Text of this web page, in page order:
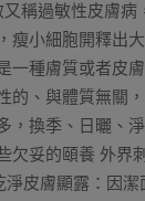
稱過敏性皮膚
小細胞開釋出
種膚質或者皮
、與體質無關
換季、日曬、
妥的頤養 外界
皮膚顯露：因